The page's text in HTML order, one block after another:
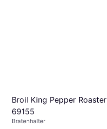
Broil King Pepper Roaster
69155
Bratenhalter